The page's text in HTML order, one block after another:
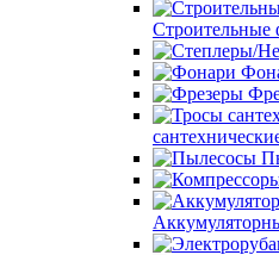
Строительные